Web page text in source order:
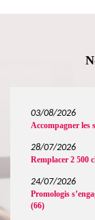
03/08/2026
Accompagner les
28/07/2026
Remplacer 2 500
24/07/2026
Promologis
(66)